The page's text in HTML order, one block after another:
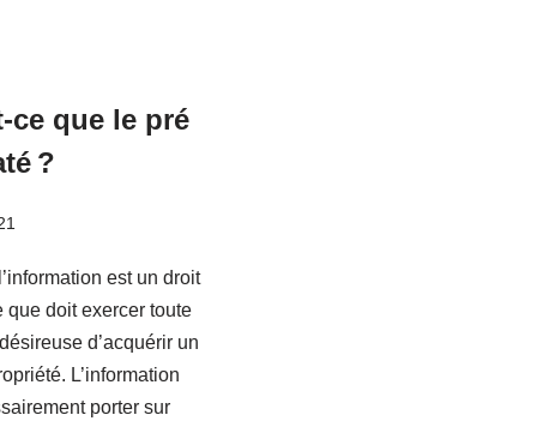
ce que le pré
?
est un droit
que doit exercer toute
d’acquérir un
L’information
porter sur